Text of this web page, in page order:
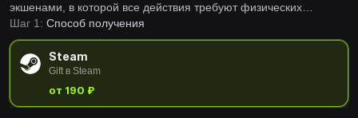
экшенами, в которой все действия требуют физических
нагрузок, правильного управления физическими силами и
осторожного боя. Атака, оборона, бомбометание,
опрокидывание, прыжок, головокружение, прерывание атаки,
усиление различных значений. Богатые механизмы ждут
открытия.
Шаг 1: Способ получения
Steam
Gift в Steam
от 190 ₽